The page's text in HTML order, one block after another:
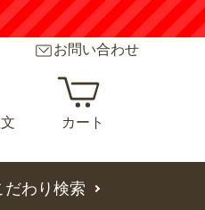
お問い合わせ
カート
だわり検索